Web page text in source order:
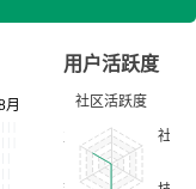
用户活跃度